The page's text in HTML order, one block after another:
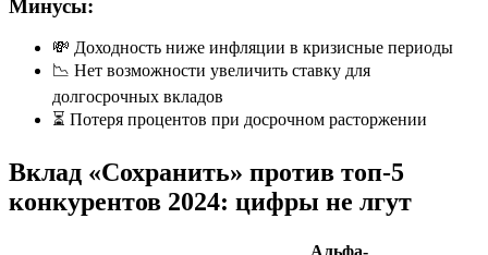
Минусы:
💸 Доходность ниже инфляции в кризисные периоды
📉 Нет возможности увеличить ставку для
долгосрочных вкладов
⏳ Потеря процентов при досрочном расторжении
Вклад «Сохранить» против топ-5
конкурентов 2024: цифры не лгут
Альфа-